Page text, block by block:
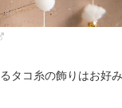
タコ糸の飾りはお好